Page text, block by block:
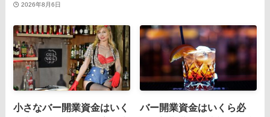
2026年8月6日
小さなバー開業資金はいく
バー開業資金はいくら必